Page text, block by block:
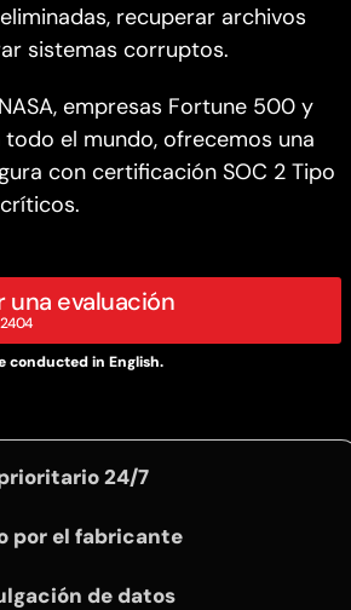
recuperar archivos
sistemas corruptos.
empresas Fortune 500 y
todo el mundo, ofrecemos una
con certificación SOC 2 Tipo
una evaluación
conducted in English.
24/7
por el fabricante
de datos